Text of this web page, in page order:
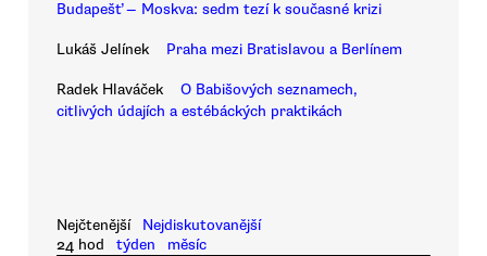
Budapešť — Moskva: sedm tezí k současné krizi
Lukáš Jelínek Praha mezi Bratislavou a Berlínem
Radek Hlaváček
O Babišových seznamech,
citlivých údajích a estébáckých praktikách
Nejčtenější
Nejdiskutovanější
24 hod
týden měsíc